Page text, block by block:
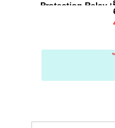
Protection Relay
กระแสไฟฟ้า(A), พลั
ป้องกันไฟตก-ไฟ